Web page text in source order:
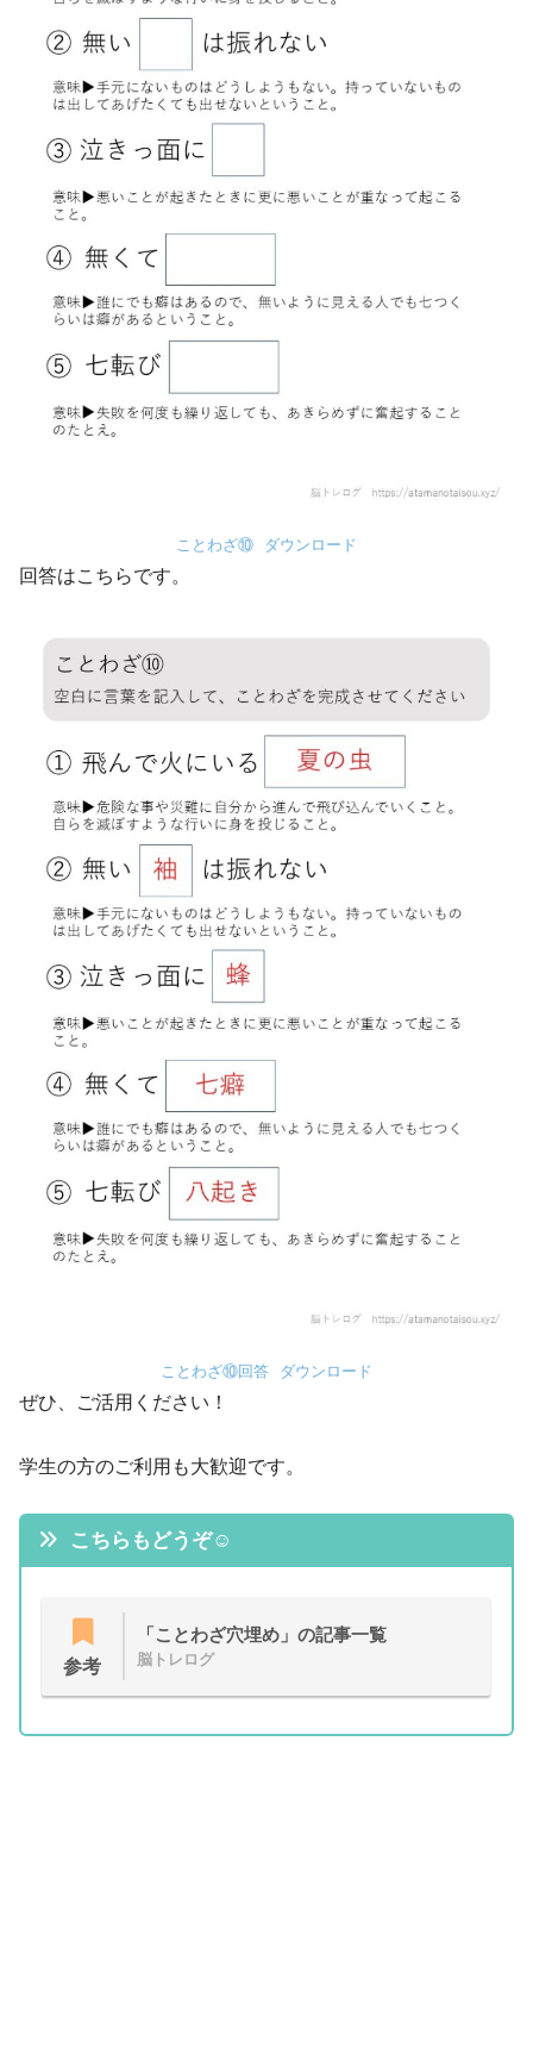
ことわざ⑩ ダウンロード
回答はこちらです。
ことわざ⑩回答 ダウンロード
ぜひ、ご活用ください！
学生の方のご利用も大歓迎です。
こちらもどうぞ☺
参考
「ことわざ穴埋め」の記事一覧
脳トレログ